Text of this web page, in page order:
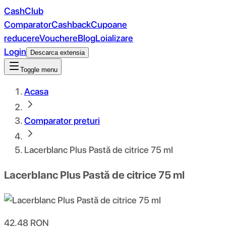
CashClub
ComparatorCashbackCupoane
reducereVouchereBlogLoializare
Login
Descarca extensia
Toggle menu
Acasa
Comparator preturi
Lacerblanc Plus Pastă de citrice 75 ml
Lacerblanc Plus Pastă de citrice 75 ml
42.48 RON